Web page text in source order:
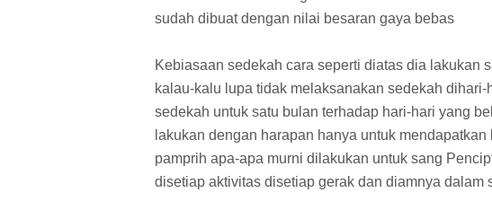
sudah dibuat dengan nilai besaran gaya bebas
Kebiasaan sedekah cara seperti diatas dia lakukan
kalau-kalu lupa tidak melaksanakan sedekah
sedekah untuk satu bulan terhadap hari-hari yang
lakukan dengan harapan hanya untuk
pamprih apa-apa murni dilakukan untuk sang
disetiap aktivitas disetiap gerak dan diamnya